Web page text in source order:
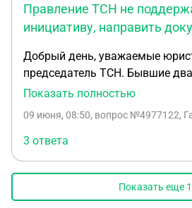
Правление ТСН не
инициативу, направить
Добрый день, уважаемые
председатель ТСН. Бывшие
один растратил деньги ТСН, а
подложными документами, а
по сроку) председатель
решением общего собрания о
подотчет и списать долги с первого.
как поступить в данной
Показать полностью
09 июня, 08:50, вопрос №4977122,
3 ответа
Показать еще